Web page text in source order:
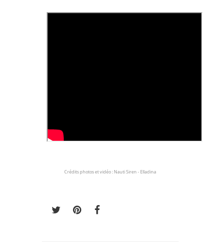
Crédits photos et vidéo : Nauti Siren - Elladina